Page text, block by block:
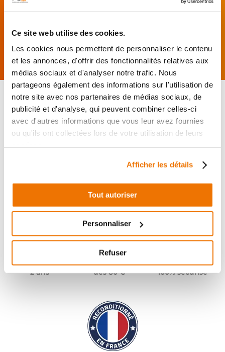
Ce site web utilise des cookies.
Les cookies nous permettent de personnaliser le contenu
et les annonces, d'offrir des fonctionnalités relatives aux
médias sociaux et d'analyser notre trafic. Nous
partageons également des informations sur l'utilisation de
notre site avec nos partenaires de médias sociaux, de
publicité et d'analyse, qui peuvent combiner celles-ci
avec d'autres informations que vous leur avez fournies
ou qu'ils ont collectées lors de votre utilisation de leurs
Afficher les détails
Tout autoriser
Personnaliser
Refuser
Mes pièces sont livrées et
Pièces garanties
2 ans
Port offert
dès 80 €
Paiement
100% sécurisé